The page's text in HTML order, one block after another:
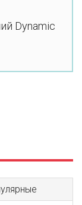
Dynamic